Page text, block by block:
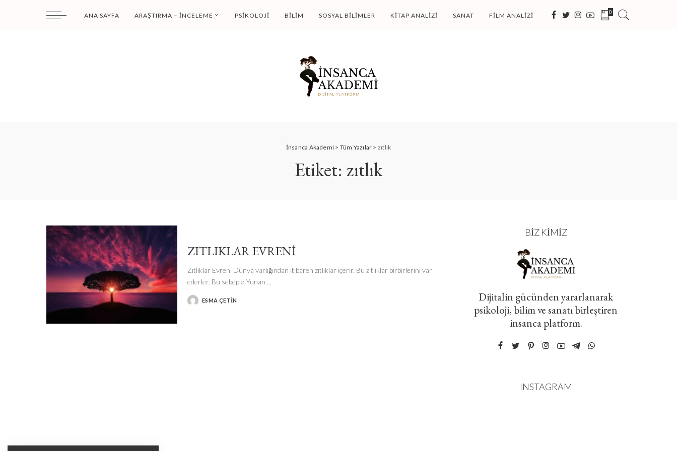
ANA SAYFA ARAŞTIRMA – İNCELEME PSIKOLOJI BILIM SOSYAL BILIMLER KITAP ANALIZI SANAT FILM ANALIZI 0
İnsanca Akademi > Tüm Yazılar > zıtlık
Etiket: zıtlık
ZITLIKLAR EVRENI
Zıtlıklar Evreni Dünya varlığından itibaren zıtlıklar içerir. Bu zıtlıklar birbirlerini var
ederler. Bu sebeple Yunan ...
POSTEDESMA ÇETIN
BIZ KIMIZ
Dijitalin gücünden yararlanarak
psikoloji, bilim ve sanatı birleştiren
insanca platform.
INSTAGRAM